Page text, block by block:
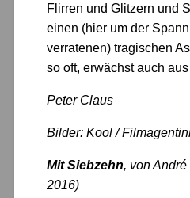
Flirren und Glitzern und
einen (hier um der
verratenen) tragischen
so oft, erwächst auch
Peter Claus
Bilder: Kool /
Mit Siebzehn, von
2016)